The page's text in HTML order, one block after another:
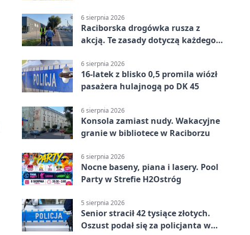
6 sierpnia 2026
Raciborska drogówka rusza z
akcją. Te zasady dotyczą każdego
6 sierpnia 2026
16-latek z blisko 0,5 promila wiózł
pasażera hulajnogą po DK 45
6 sierpnia 2026
Konsola zamiast nudy. Wakacyjne
granie w bibliotece w Raciborzu
6 sierpnia 2026
Nocne baseny, piana i lasery. Pool
Party w Strefie H2Ostróg
5 sierpnia 2026
Senior stracił 42 tysiące złotych.
Oszust podał się za policjanta w